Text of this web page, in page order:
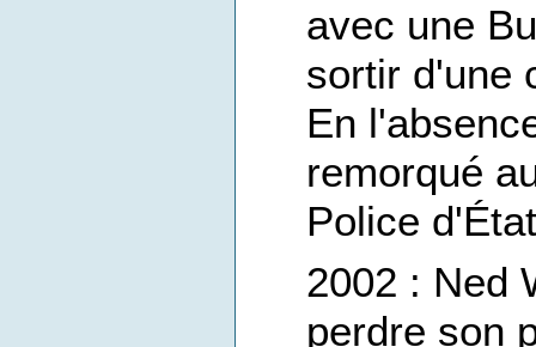
avec une
sortir d'une
En
remorqué
Police
2002 : Ned
perdre son